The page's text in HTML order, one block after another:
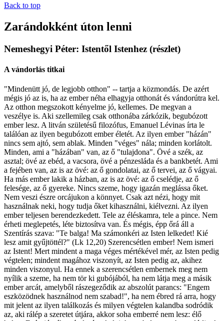
Back to top
Zarándokként úton lenni
Nemeshegyi Péter: Istentől Istenhez (részlet)
A vándorlás titkai
"Mindenütt jó, de legjobb otthon" -- tartja a közmondás. De azért
mégis jó az is, ha az ember néha elhagyja otthonát és vándorútra kel.
Az otthon megszokott kényelme jó, kellemes. De megvan a
veszélye is. Aki szellemileg csak otthonába zárkózik, begubózott
ember lesz. A litván születésű filozófus, Emanuel Lévinas írta le
találóan az ilyen begubózott ember életét. Az ilyen ember "házán"
nincs sem ajtó, sem ablak. Minden "véges" nála; minden korlátolt.
Minden, ami a "házában" van, az ő "tulajdona". Övé a szék, az
asztal; övé az ebéd, a vacsora, övé a pénzesláda és a bankbetét. Ami
a fejében van, az is az övé: az ő gondolatai, az ő tervei, az ő vágyai.
Ha más ember lakik a házban, az is az övé: az ő cselédje, az ő
felesége, az ő gyereke. Nincs szeme, hogy igazán meglássa őket.
Nem veszi észre orcájukon a könnyet. Csak azt nézi, hogy mit
használnak neki, hogy tudja őket kihasználni, kiélvezni. Az ilyen
ember teljesen berendezkedett. Tele az éléskamra, tele a pince. Nem
érheti meglepetés, léte biztosítva van. És mégis, épp őrá áll a
Szentírás szava: "Te balga! Ma számonkéri az Isten lelkedet! Kié
lesz amit gyűjtöttél?" (Lk 12,20) Szerencsétlen ember! Nem ismeri
az Istent! Mert mindent a maga véges mértékével mér, az Isten pedig
végtelen; mindent magához viszonyít, az Isten pedig az, akihez
minden viszonyul. Ha ennek a szerencsétlen embernek meg nem
nyílik a szeme, ha nem tör ki gubójából, ha nem látja meg a másik
ember arcát, amelyből rászegeződik az abszolút parancs: "Engem
eszközödnek használnod nem szabad!", ha nem ébred rá arra, hogy
mit jelent az ilyen találkozás és milyen végtelen kalandba sodródik
az, aki rálép a szeretet útjára, akkor soha emberré nem lesz: élő